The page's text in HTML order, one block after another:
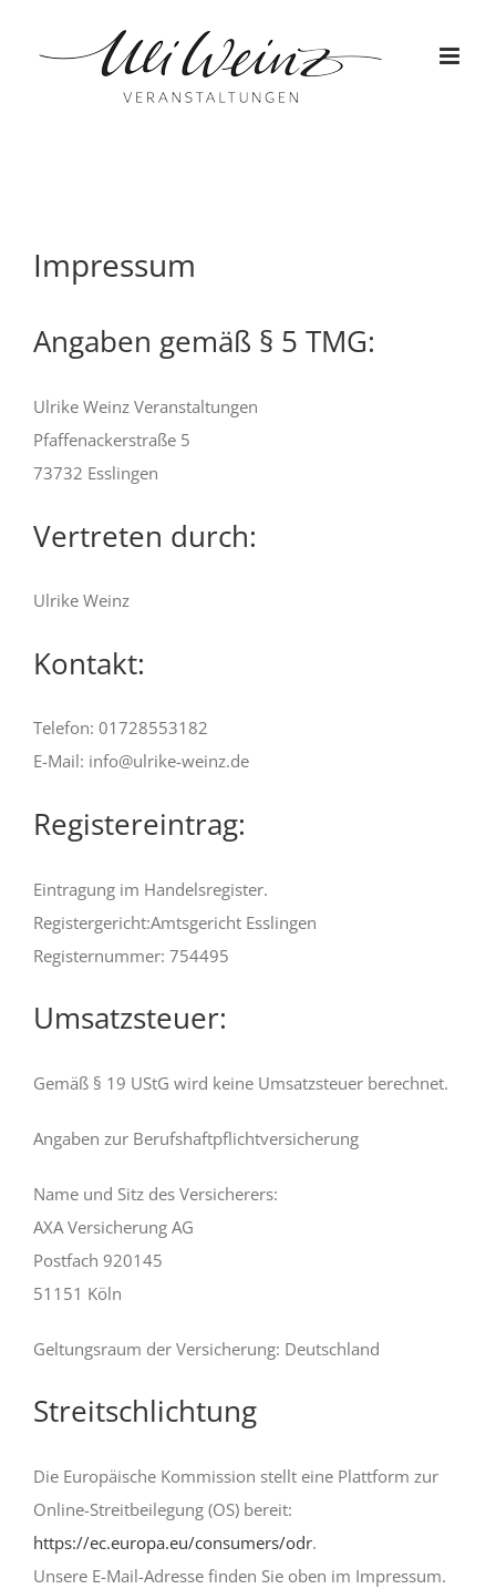
Inhalt
Impressum
Angaben gemäß § 5 TMG:
Ulrike Weinz Veranstaltungen
Pfaffenackerstraße 5
73732 Esslingen
Vertreten durch:
Ulrike Weinz
Kontakt:
Telefon: 01728553182
E-Mail: info@ulrike-weinz.de
Registereintrag:
Eintragung im Handelsregister.
Registergericht:Amtsgericht Esslingen
Registernummer: 754495
Umsatzsteuer:
Gemäß § 19 UStG wird keine Umsatzsteuer berechnet.
Angaben zur Berufshaftpflichtversicherung
Name und Sitz des Versicherers:
AXA Versicherung AG
Postfach 920145
51151 Köln
Geltungsraum der Versicherung: Deutschland
Streitschlichtung
Die Europäische Kommission stellt eine Plattform zur
Online-Streitbeilegung (OS) bereit:
https://ec.europa.eu/consumers/odr.
Unsere E-Mail-Adresse finden Sie oben im Impressum.